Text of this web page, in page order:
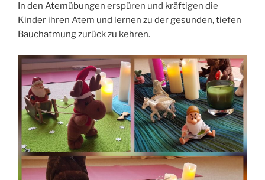
In den Atemübungen erspüren und kräftigen die
Kinder ihren Atem und lernen zu der gesunden, tiefen
Bauchatmung zurück zu kehren.